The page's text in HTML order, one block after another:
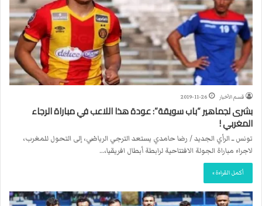
قسم الأخبار 2019-11-26
بشرى لجماهير “باب سويقة”: عودة هذا اللاعب في مباراة الرجاء
المغربي !
تونس ــ الرأي الجديد / رضا حامدي يستعد الترجي الرياضي، إلى التحول للمغرب،
لاجراء مباراة الجولة الافتتاحية لرابطة أبطال افريقيا،…
أكمل القراءة »